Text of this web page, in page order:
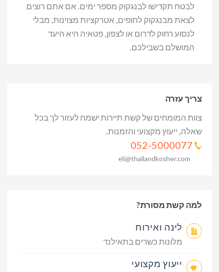
לבטח תקדישו לבנגקוק מספר ימים. אם אתם רוצים
לצאת מבנגקוק לחופים, אטרקציות מצוינות, מבלי
לנסוע רחוק לדרום או לצפון, פטאיה היא היעד
המושלם בשבילכם.
צריך עזרה
צוות המומחים של קשת תיירות ישמח לעזור לך בכל
שאלה, ייעוץ מקצועי והזמנות.
eli@thailandkosher.com
למה קשת מסורת?
לינה ואירוח
מלונות כשרים בתאילנד
ייעוץ מקצועי